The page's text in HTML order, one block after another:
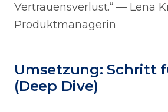
Vertrauensverlust.“ — Lena
Produktmanagerin
Umsetzung: Schritt
(Deep Dive)